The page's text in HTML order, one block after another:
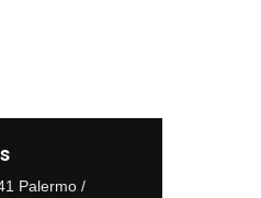
Palermo /